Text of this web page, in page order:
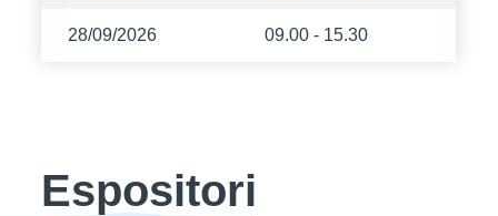
28/09/2026 09.00 - 15.30
Espositori